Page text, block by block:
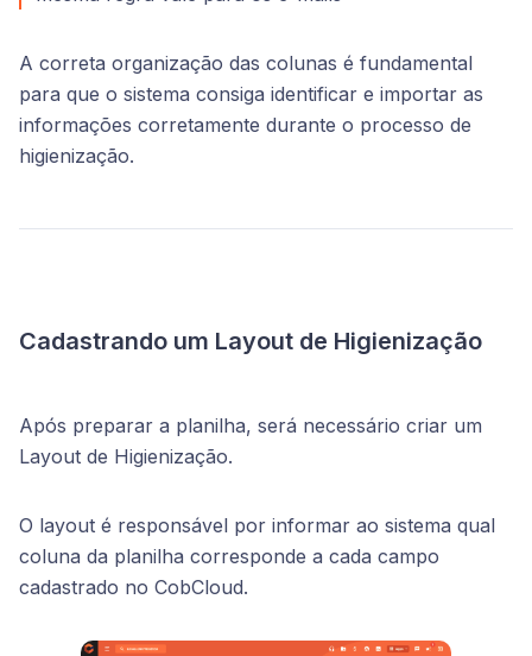
A correta organização das colunas é fundamental
para que o sistema consiga identificar e importar as
informações corretamente durante o processo de
higienização.
Cadastrando um Layout de Higienização
Após preparar a planilha, será necessário criar um
Layout de Higienização.
O layout é responsável por informar ao sistema qual
coluna da planilha corresponde a cada campo
cadastrado no CobCloud.